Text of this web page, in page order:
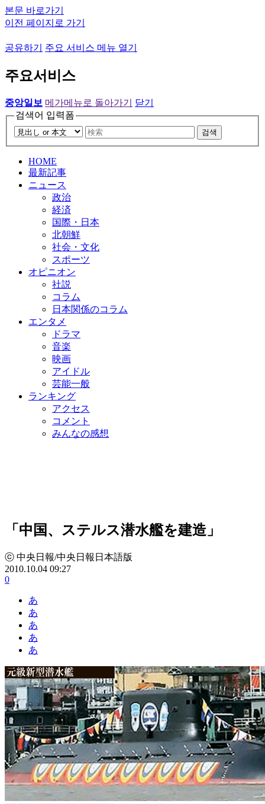
본문 바로가기
이전 페이지로 가기
공유하기 주요 서비스 메뉴 열기
주요서비스
중앙일보 메가메뉴로 돌아가기
닫기
검색어 입력폼
검색
HOME
最新記事
ニュース
政治
経済
国際・日本
北朝鮮
社会・文化
スポーツ
オピニオン
社説
コラム
日本関係のコラム
エンタメ
ドラマ
音楽
映画
アイドル
芸能一般
ランキング
アクセス
コメント
みんなの感想
「中国、ステルス潜水艦を建造」
ⓒ 中央日報/中央日報日本語版
2010.10.04 09:27
0
あ
あ
あ
あ
あ